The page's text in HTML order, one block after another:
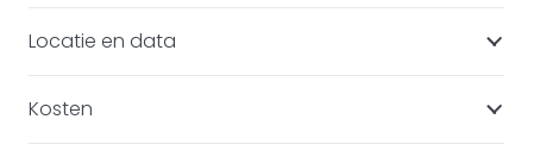
Locatie en data
Kosten